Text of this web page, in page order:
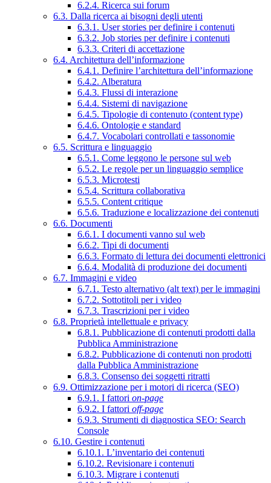
6.2.4. Ricerca sui forum
6.3. Dalla ricerca ai bisogni degli utenti
6.3.1. User stories per definire i contenuti
6.3.2. Job stories per definire i contenuti
6.3.3. Criteri di accettazione
6.4. Architettura dell’informazione
6.4.1. Definire l’architettura dell’informazione
6.4.2. Alberatura
6.4.3. Flussi di interazione
6.4.4. Sistemi di navigazione
6.4.5. Tipologie di contenuto (content type)
6.4.6. Ontologie e standard
6.4.7. Vocabolari controllati e tassonomie
6.5. Scrittura e linguaggio
6.5.1. Come leggono le persone sul web
6.5.2. Le regole per un linguaggio semplice
6.5.3. Microtesti
6.5.4. Scrittura collaborativa
6.5.5. Content critique
6.5.6. Traduzione e localizzazione dei contenuti
6.6. Documenti
6.6.1. I documenti vanno sul web
6.6.2. Tipi di documenti
6.6.3. Formato di lettura dei documenti elettronici
6.6.4. Modalità di produzione dei documenti
6.7. Immagini e video
6.7.1. Testo alternativo (alt text) per le immagini
6.7.2. Sottotitoli per i video
6.7.3. Trascrizioni per i video
6.8. Proprietà intellettuale e privacy
6.8.1. Pubblicazione di contenuti prodotti dalla
Pubblica Amministrazione
6.8.2. Pubblicazione di contenuti non prodotti
dalla Pubblica Amministrazione
6.8.3. Consenso dei soggetti ritratti
6.9. Ottimizzazione per i motori di ricerca (SEO)
6.9.1. I fattori on-page
6.9.2. I fattori off-page
6.9.3. Strumenti di diagnostica SEO: Search
Console
6.10. Gestire i contenuti
6.10.1. L’inventario dei contenuti
6.10.2. Revisionare i contenuti
6.10.3. Migrare i contenuti